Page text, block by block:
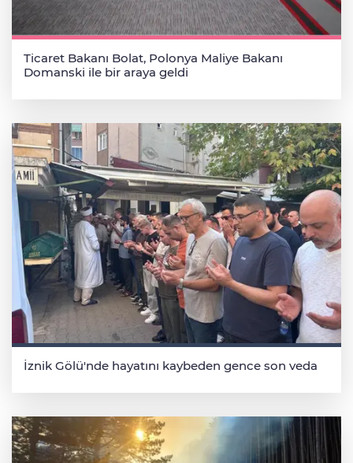
Ticaret Bakanı Bolat, Polonya Maliye Bakanı
Domanski ile bir araya geldi
İznik Gölü'nde hayatını kaybeden gence son veda